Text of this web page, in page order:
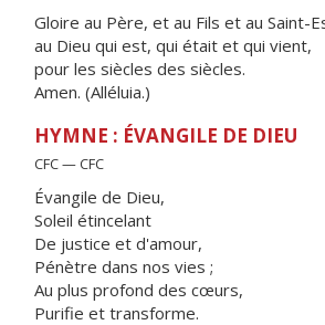
Gloire au Père, et au Fils et au Saint-
au Dieu qui est, qui était et qui vient,
pour les siècles des siècles.
Amen. (Alléluia.)
HYMNE : ÉVANGILE DE DIEU
CFC — CFC
Évangile de Dieu,
Soleil étincelant
De justice et d'amour,
Pénètre dans nos vies ;
Au plus profond des cœurs,
Purifie et transforme.